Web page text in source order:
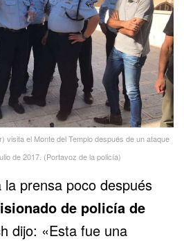
visita el Monte del Templo después de un ataque
de 2017. (Portavoz de la policía)
prensa poco después
de policía de
dijo: «Esta fue una